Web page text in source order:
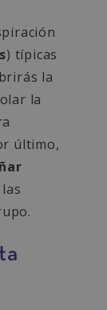
) típicas
la
la
último,